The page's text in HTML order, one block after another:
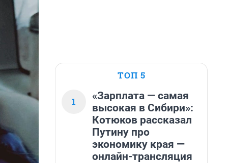
ТОП 5
1
«Зарплата — самая
высокая в Сибири»:
Котюков рассказал
Путину про
экономику края —
онлайн-трансляция